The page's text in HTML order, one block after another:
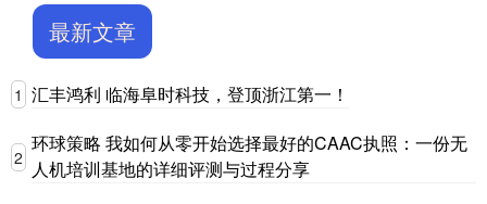
最新文章
1 汇丰鸿利 临海阜时科技，登顶浙江第一！
2
环球策略 我如何从零开始选择最好的CAAC执照：一份无
人机培训基地的详细评测与过程分享